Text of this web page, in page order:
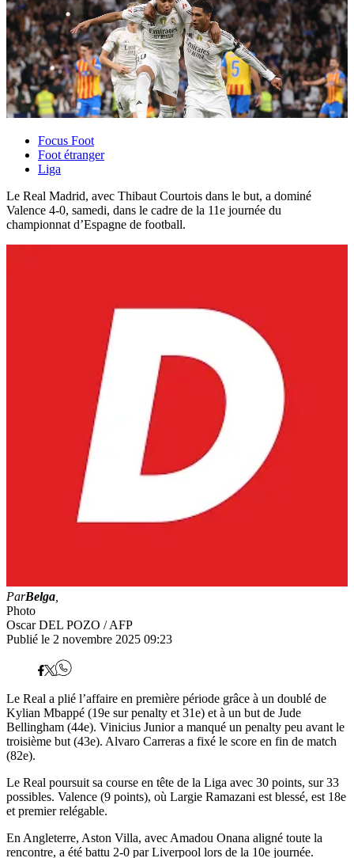
Focus Foot
Foot étranger
Liga
Le Real Madrid, avec Thibaut Courtois dans le but, a dominé
Valence 4-0, samedi, dans le cadre de la 11e journée du
championnat d’Espagne de football.
ParBelga
Photo
Oscar DEL POZO / AFP
Publié le 2 novembre 2025 09:23
Le Real a plié l’affaire en première période grâce à un doublé de
Kylian Mbappé (19e sur penalty et 31e) et à un but de Jude
Bellingham (44e). Vinicius Junior a manqué un penalty peu avant le
troisième but (43e). Alvaro Carreras a fixé le score en fin de match
(82e).
Le Real poursuit sa course en tête de la Liga avec 30 points, sur 33
possibles. Valence (9 points), où Largie Ramazani est blessé, est 18e
et premier relégable.
En Angleterre, Aston Villa, avec Amadou Onana aligné toute la
rencontre, a été battu 2-0 par Liverpool lors de la 10e journée.